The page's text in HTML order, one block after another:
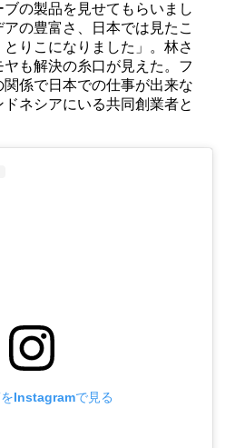
の製品を見せてもらいまし
の豊富さ、日本では見たこ
りこになりました」。林さ
も解決の糸口が見えた。フ
係で日本での仕事が出来な
ネシアにいる共同創業者と
Instagramで見る